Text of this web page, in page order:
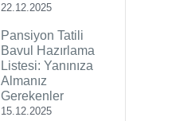
22.12.2025
Pansiyon Tatili
Bavul Hazırlama
Listesi: Yanınıza
Almanız
Gerekenler
15.12.2025